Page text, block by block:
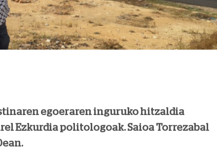
egoeraren inguruko hitzaldia
Ezkurdia politologoak. Saioa Torrezabal